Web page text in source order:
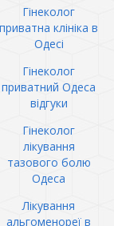
Гінеколог
приватна клініка в
Одесі
Гінеколог
приватний Одеса
відгуки
Гінеколог
лікування
тазового болю
Одеса
Лікування
альгоменореї в